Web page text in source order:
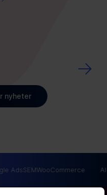
nyheter
AdsSEMWooCommerce